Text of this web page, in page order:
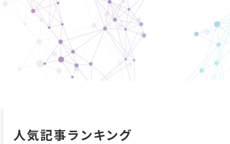
人気記事ランキング